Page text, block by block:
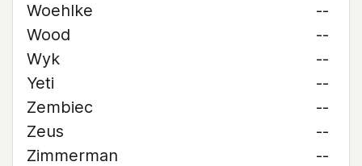
Woehlke
--
Wood
--
Wyk
--
Yeti
--
Zembiec
--
Zeus
--
Zimmerman
--